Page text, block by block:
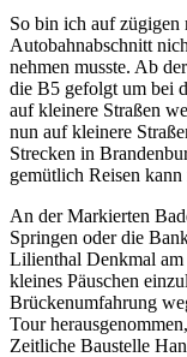
So bin ich auf zügigen
Autobahnabschnitt
nehmen musste. Ab
die B5 gefolgt um bei
auf kleinere Straßen
nun auf kleinere
Strecken in
gemütlich Reisen
An der Markierten
Springen oder die
Lilienthal Denkmal am
kleines Päuschen
Brückenumfahrung
Tour
Zeitliche Baustelle